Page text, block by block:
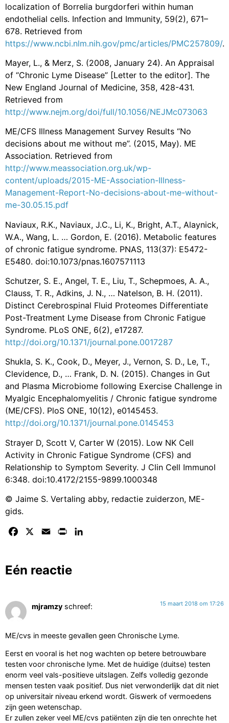
localization of Borrelia burgdorferi within human
endothelial cells. Infection and Immunity, 59(2), 671–
678. Retrieved from
https://www.ncbi.nlm.nih.gov/pmc/articles/PMC257809/.
Mayer, L., & Merz, S. (2008, January 24). An Appraisal
of “Chronic Lyme Disease” [Letter to the editor]. The
New England Journal of Medicine, 358, 428-431.
Retrieved from
http://www.nejm.org/doi/full/10.1056/NEJMc073063
ME/CFS Illness Management Survey Results “No
decisions about me without me”. (2015, May). ME
Association. Retrieved from
http://www.meassociation.org.uk/wp-
content/uploads/2015-ME-Association-Illness-
Management-Report-No-decisions-about-me-without-
me-30.05.15.pdf
Naviaux, R.K., Naviaux, J.C., Li, K., Bright, A.T., Alaynick,
W.A., Wang, L. … Gordon, E. (2016). Metabolic features
of chronic fatigue syndrome. PNAS, 113(37): E5472-
E5480. doi:10.1073/pnas.1607571113
Schutzer, S. E., Angel, T. E., Liu, T., Schepmoes, A. A.,
Clauss, T. R., Adkins, J. N., … Natelson, B. H. (2011).
Distinct Cerebrospinal Fluid Proteomes Differentiate
Post-Treatment Lyme Disease from Chronic Fatigue
Syndrome. PLoS ONE, 6(2), e17287.
http://doi.org/10.1371/journal.pone.0017287
Shukla, S. K., Cook, D., Meyer, J., Vernon, S. D., Le, T.,
Clevidence, D., … Frank, D. N. (2015). Changes in Gut
and Plasma Microbiome following Exercise Challenge in
Myalgic Encephalomyelitis / Chronic fatigue syndrome
(ME/CFS). PloS ONE, 10(12), e0145453.
http://doi.org/10.1371/journal.pone.0145453
Strayer D, Scott V, Carter W (2015). Low NK Cell
Activity in Chronic Fatigue Syndrome (CFS) and
Relationship to Symptom Severity. J Clin Cell Immunol
6:348. doi:10.4172/2155-9899.1000348
© Jaime S. Vertaling abby, redactie zuiderzon, ME-
gids.
Facebook Email Print
Eén reactie
mjramzy schreef: 15 maart 2018 om 17:26
ME/cvs in meeste gevallen geen Chronische Lyme.
Eerst en vooral is het nog wachten op betere betrouwbare
testen voor chronische lyme. Met de huidige (duitse) testen
enorm veel vals-positieve uitslagen. Zelfs volledig gezonde
mensen testen vaak positief. Dus niet verwonderlijk dat dit niet
op universitair niveau erkend wordt. Giswerk of vermoedens
zijn geen wetenschap.
Er zullen zeker veel ME/cvs patiënten zijn die ten onrechte het